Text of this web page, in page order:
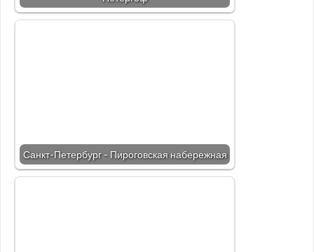
Санкт-Петербург - Пироговская набережная